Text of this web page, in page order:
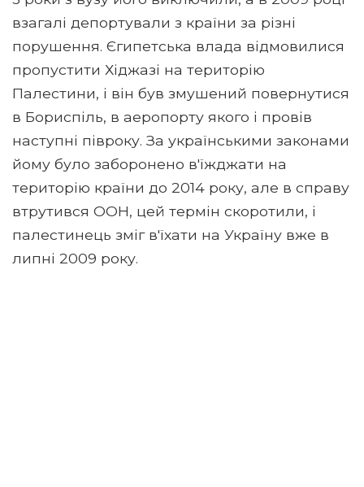
взагалі депортували з країни за різні
порушення. Єгипетська влада відмовилися
пропустити Хіджазі на територію
Палестини, і він був змушений повернутися
в Бориспіль, в аеропорту якого і провів
наступні півроку. За українськими законами
йому було заборонено в'їжджати на
територію країни до 2014 року, але в справу
втрутився ООН, цей термін скоротили, і
палестинець зміг в'їхати на Україну вже в
липні 2009 року.